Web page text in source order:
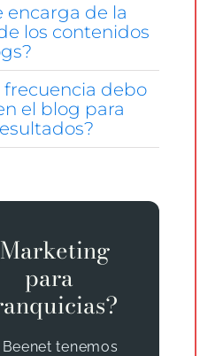
encarga de la
los contenidos
frecuencia debo
el blog para
para
Beenet tenemos